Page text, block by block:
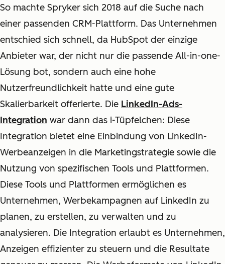
So machte Spryker sich 2018 auf die Suche nach
einer passenden CRM-Plattform. Das Unternehmen
entschied sich schnell, da HubSpot der einzige
Anbieter war, der nicht nur die passende All-in-one-
Lösung bot, sondern auch eine hohe
Nutzerfreundlichkeit hatte und eine gute
Skalierbarkeit offerierte. Die LinkedIn-Ads-
Integration war dann das i-Tüpfelchen: Diese
Integration bietet eine Einbindung von LinkedIn-
Werbeanzeigen in die Marketingstrategie sowie die
Nutzung von spezifischen Tools und Plattformen.
Diese Tools und Plattformen ermöglichen es
Unternehmen, Werbekampagnen auf LinkedIn zu
planen, zu erstellen, zu verwalten und zu
analysieren. Die Integration erlaubt es Unternehmen,
Anzeigen effizienter zu steuern und die Resultate